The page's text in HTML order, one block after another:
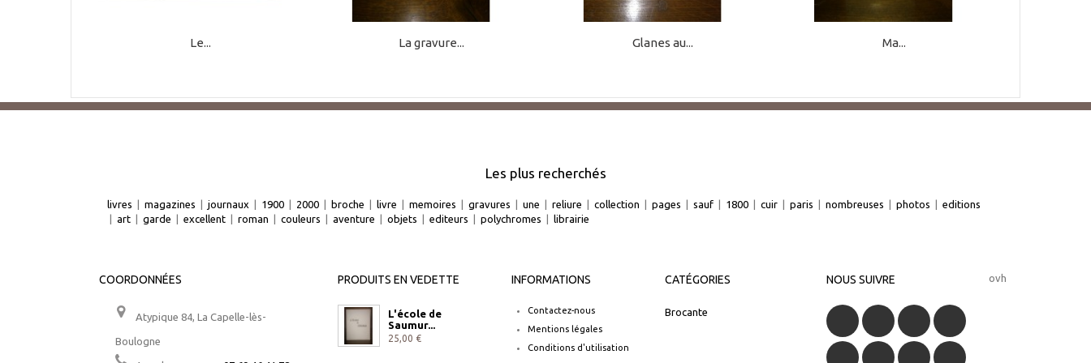
Le... La gravure... Glanes au... Ma...
Les plus recherchés
livres | magazines | journaux | 1900 | 2000 | broche | livre | memoires | gravures | une | reliure | collection | pages | sauf | 1800 | cuir | paris | nombreuses | photos | editions
| art | garde | excellent | roman | couleurs | aventure | objets | editeurs | polychromes | librairie
COORDONNÉES
Atypique 84, La Capelle-lès-
Boulogne
PRODUITS EN VEDETTE
L'école de
Saumur...
25,00 €
INFORMATIONS
Contactez-nous
Mentions légales
Conditions d'utilisation
CATÉGORIES
Brocante
NOUS SUIVRE ovh